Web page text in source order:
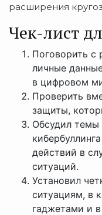
расширения
Чек-лист
Поговорить с
личные
в цифровом
Проверить
защиты,
Обсудил темы
действий в
ситуаций.
Установил
ситуациям, в
гаджетами и